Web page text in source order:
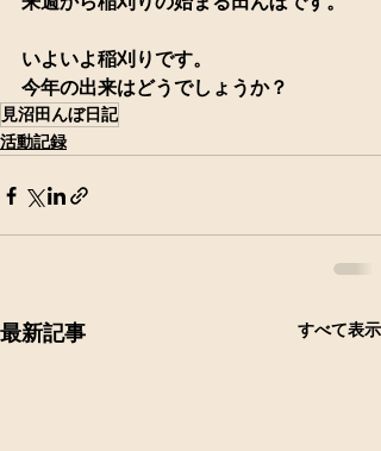
いよいよ稲刈りです。
今年の出来はどうでしょうか？
見沼田んぼ日記
活動記録
最新記事 すべて表示